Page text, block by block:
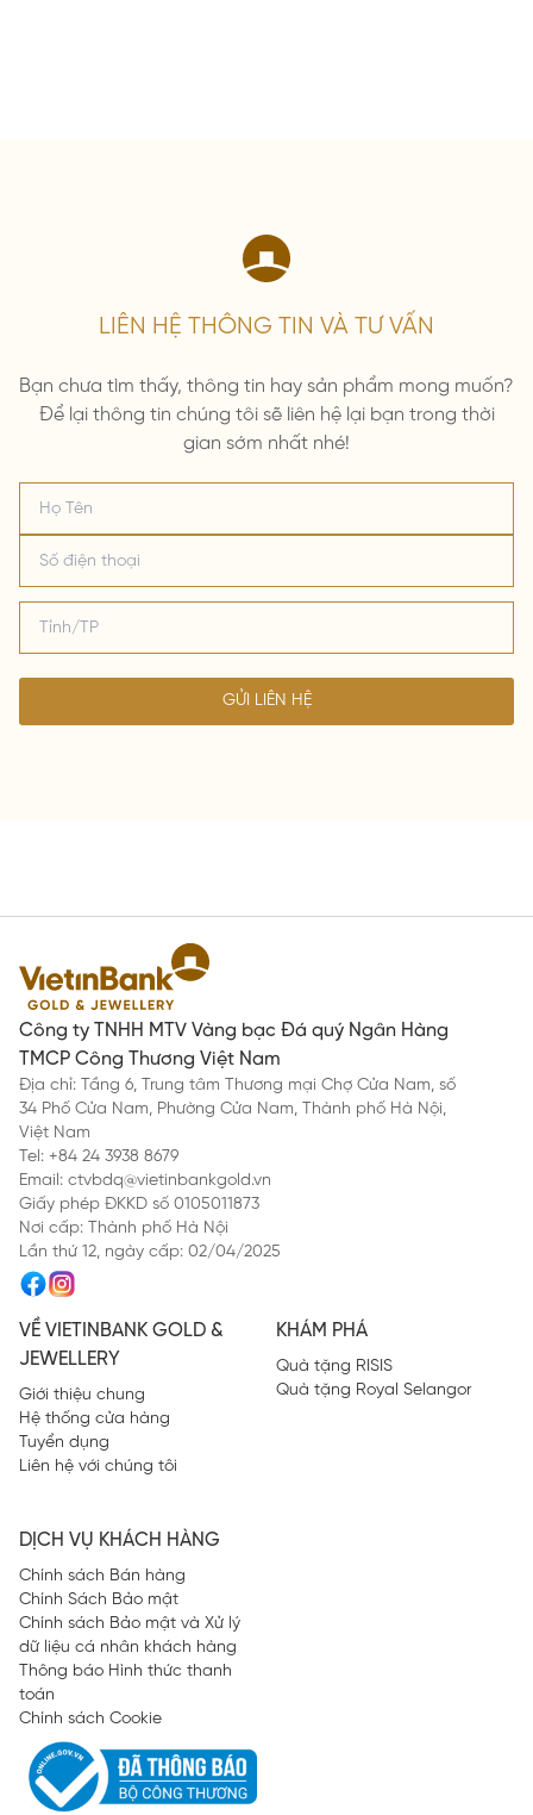
LIÊN HỆ THÔNG TIN VÀ TƯ VẤN
Bạn chưa tìm thấy, thông tin hay sản phẩm mong muốn?
Để lại thông tin chúng tôi sẽ liên hệ lại bạn trong thời
gian sớm nhất nhé!
GỬI LIÊN HỆ
Công ty TNHH MTV Vàng bạc Đá quý Ngân Hàng
TMCP Công Thương Việt Nam
Địa chỉ: Tầng 6, Trung tâm Thương mại Chợ Cửa Nam, số
34 Phố Cửa Nam, Phường Cửa Nam, Thành phố Hà Nội,
Việt Nam
Tel: +84 24 3938 8679
Email: ctvbdq@vietinbankgold.vn
Giấy phép ĐKKD số 0105011873
Nơi cấp: Thành phố Hà Nội
Lần thứ 12, ngày cấp: 02/04/2025
VỀ VIETINBANK GOLD &
JEWELLERY
Giới thiệu chung
Hệ thống cửa hàng
Tuyển dụng
Liên hệ với chúng tôi
KHÁM PHÁ
Quà tặng RISIS
Quà tặng Royal Selangor
DỊCH VỤ KHÁCH HÀNG
Chính sách Bán hàng
Chính Sách Bảo mật
Chính sách Bảo mật và Xử lý
dữ liệu cá nhân khách hàng
Thông báo Hình thức thanh
toán
Chính sách Cookie